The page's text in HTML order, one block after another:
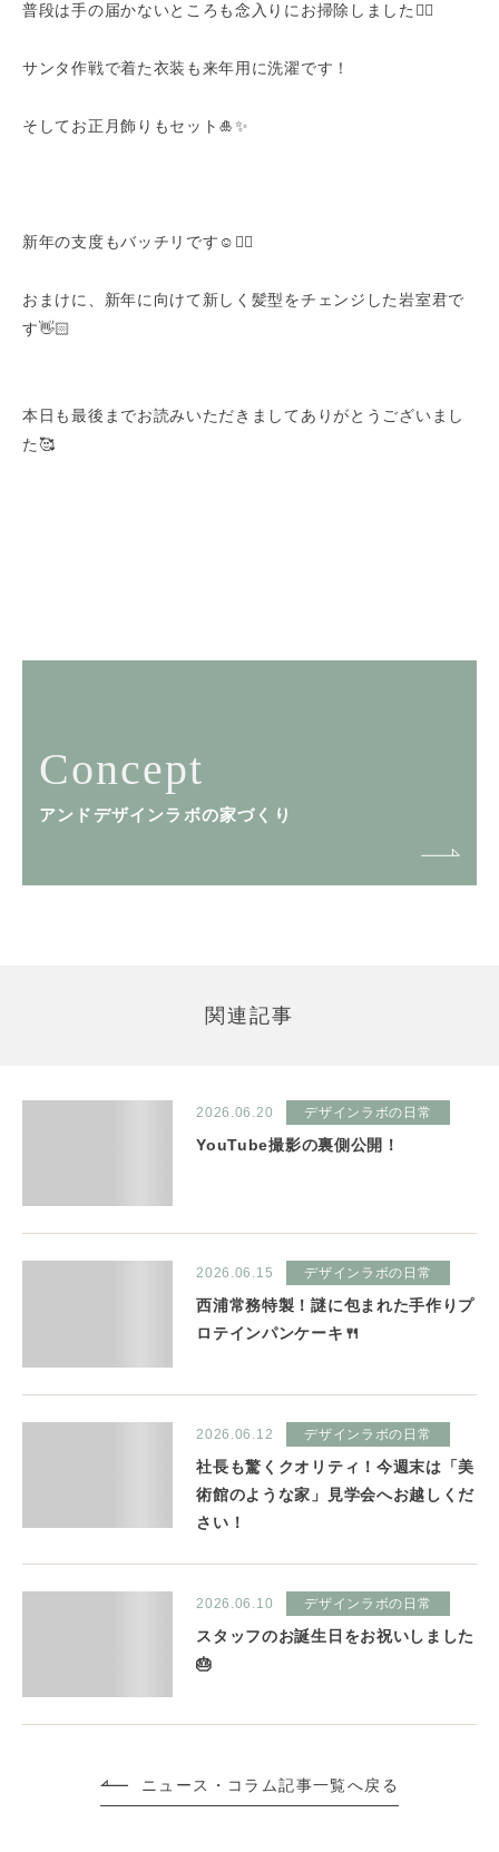
普段は手の届かないところも念入りにお掃除しました👍🏻
サンタ作戦で着た衣装も来年用に洗濯です！
そしてお正月飾りもセット🎍✨
新年の支度もバッチリです☺️👍🏻
おまけに、新年に向けて新しく髪型をチェンジした岩室君で
す👋🏻
本日も最後までお読みいただきましてありがとうございまし
た🥰
Concept
アンドデザインラボの家づくり
関連記事
2026.06.20 デザインラボの日常
YouTube撮影の裏側公開！
2026.06.15 デザインラボの日常
西浦常務特製！謎に包まれた手作りプ
ロテインパンケーキ🍴
2026.06.12 デザインラボの日常
社長も驚くクオリティ！今週末は「美
術館のような家」見学会へお越しくだ
さい！
2026.06.10 デザインラボの日常
スタッフのお誕生日をお祝いしました
🎂
ニュース・コラム記事一覧へ戻る